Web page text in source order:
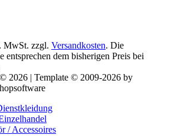
MwSt. zzgl. Versandkosten. Die
entsprechen dem bisherigen Preis bei
2026 | Template © 2009-2026 by
/ Accessoires